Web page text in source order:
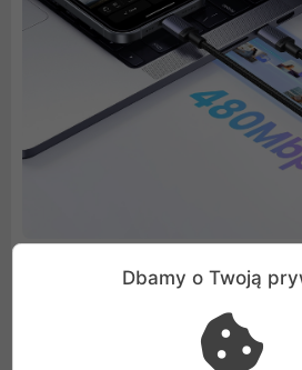
Wyjątkowa
Nylonowy oplot oraz aluminiowe
przed przetarciami i
Dbamy o Twoją